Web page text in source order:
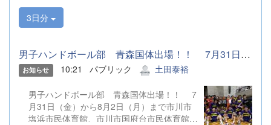
3日分
男子ハンドボール部 青森国体出場！！ 7月31日（金）から8月2...
お知らせ 10:21 パブリック 土田泰裕
男子ハンドボール部 青森国体出場！！ 7
月31日（金）から8月2日（月）まで市川市
塩浜市民体育館、市川市国府台市民体育館他